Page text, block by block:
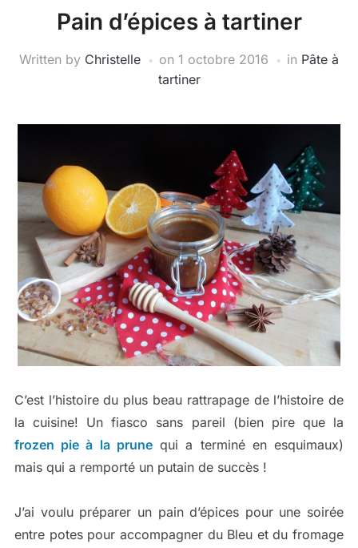
Pain d’épices à tartiner
Written by Christelle on 1 octobre 2016 in Pâte à
tartiner
C’est l’histoire du plus beau rattrapage de l’histoire de
la cuisine! Un fiasco sans pareil (bien pire que la
frozen pie à la prunequi a terminé en esquimaux)
mais qui a remporté un putain de succès !
J’ai voulu préparer un pain d’épices pour une soirée
entre potes pour accompagner du Bleu et du fromage